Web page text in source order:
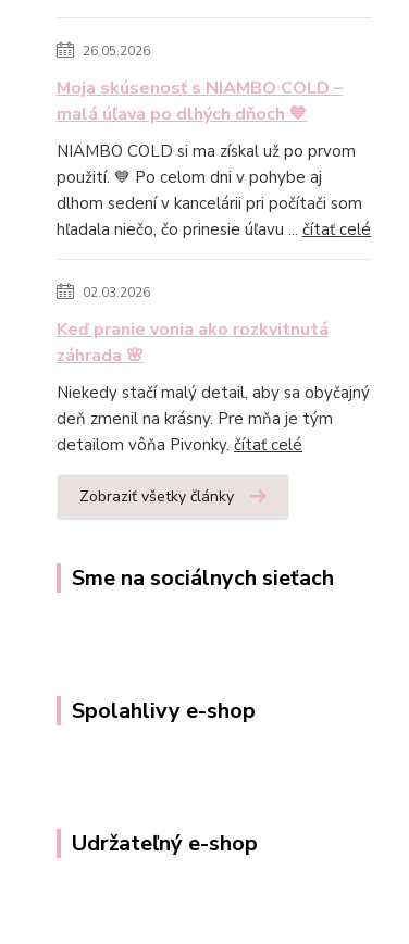
26.05.2026
Moja skúsenosť s NIAMBO COLD –
malá úľava po dlhých dňoch 💙
NIAMBO COLD si ma získal už po prvom
použití. 💙 Po celom dni v pohybe aj
dlhom sedení v kancelárii pri počítači som
hľadala niečo, čo prinesie úľavu ... čítať celé
02.03.2026
Keď pranie vonia ako rozkvitnutá
záhrada 🌸
Niekedy stačí malý detail, aby sa obyčajný
deň zmenil na krásny. Pre mňa je tým
detailom vôňa Pivonky. čítať celé
Zobraziť všetky články
Sme na sociálnych sieťach
Spolahlivy e-shop
Udržateľný e-shop